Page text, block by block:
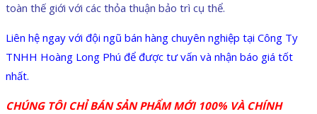
toàn thế giới với các thỏa thuận bảo trì cụ thể.
Liên hệ ngay với đội ngũ bán hàng chuyên nghiệp tại Công Ty
TNHH Hoàng Long Phú để được tư vấn và nhận báo giá tốt
nhất.
CHÚNG TÔI CHỈ BÁN SẢN PHẨM MỚI 100% VÀ CHÍNH